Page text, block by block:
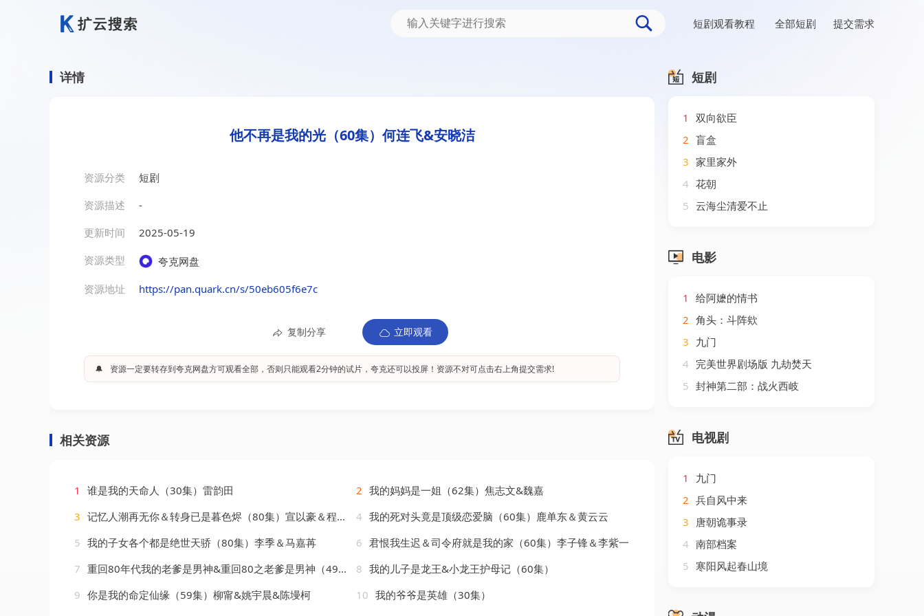
短剧观看教程 全部短剧 提交需求
详情
他不再是我的光（60集）何连飞&安晓洁
资源分类
短剧
资源描述
-
更新时间
2025-05-19
资源类型
夸克网盘
资源地址
https://pan.quark.cn/s/50eb605f6e7c
复制分享 立即观看
🔔 资源一定要转存到夸克网盘方可观看全部，否则只能观看2分钟的试片，夸克还可以投屏！资源不对可点击右上角提交需求!
相关资源
1 谁是我的天命人（30集）雷韵田 2 我的妈妈是一姐（62集）焦志文&魏嘉
3 记忆人潮再无你＆转身已是暮色烬（80集）宣以豪＆程琳淼 4 我的死对头竟是顶级恋爱脑（60集）鹿单东＆黄云云
5 我的子女各个都是绝世天骄（80集）李季＆马嘉苒 6 君恨我生迟＆司令府就是我的家（60集）李子锋＆李紫一
7 重回80年代我的老爹是男神&重回80之老爹是男神（49集）鞠雯兮&瓜瓜 8 我的儿子是龙王&小龙王护母记（60集）
9 你是我的命定仙缘（59集）柳甯&姚宇晨&陈墁柯 10 我的爷爷是英雄（30集）
短剧
1
双向欲臣
2 盲盒
3 家里家外
4 花朝
5 云海尘清爱不止
电影
1
给阿嬷的情书
2 角头：斗阵欸
3 九门
4 完美世界剧场版 九劫焚天
5 封神第二部：战火西岐
电视剧
1
九门
2 兵自风中来
3 唐朝诡事录
4 南部档案
5 寒阳风起春山境